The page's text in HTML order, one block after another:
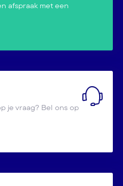
afspraak met een
je vraag? Bel ons op